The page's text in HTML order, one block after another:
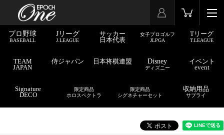
プロ野球
BASEBALL
Jリーグ
J.LEAGUE
サッカー
日本代表
女子プロゴルフ
JLPGA
Tリーグ
T.LEAGUE
TEAM
JAPAN
侍ジャパン 日本将棋連盟 Disney
ディズニー
イベント
event
Signature
DECO
限定商品
ホロスペクトラ
限定商品
シグネチャーセット
収納用品
サプライ